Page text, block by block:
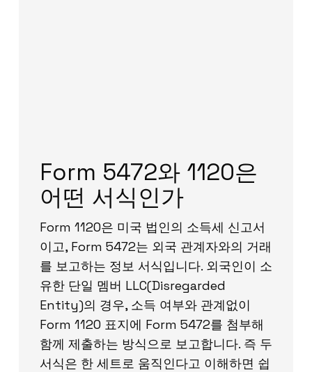
Form 5472와 1120은
어떤 서식인가
Form 1120은 미국 법인의 소득세 신고서
이고, Form 5472는 외국 관계자와의 거래
를 보고하는 정보 서식입니다. 외국인이 소
유한 단일 멤버 LLC(Disregarded
Entity)의 경우, 소득 여부와 관계없이
Form 1120 표지에 Form 5472를 첨부해
함께 제출하는 방식으로 보고합니다. 즉 두
서식은 한 세트로 움직인다고 이해하면 쉽